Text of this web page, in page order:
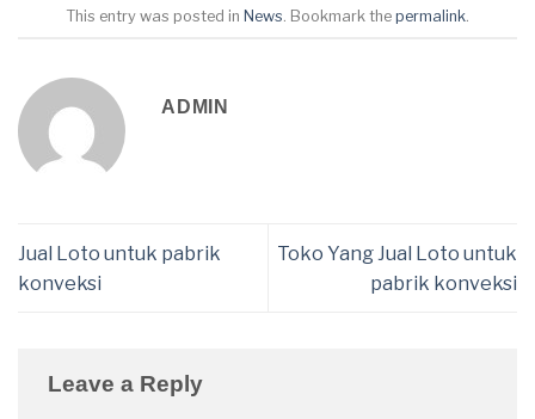
This entry was posted in News . Bookmark the permalink
ADMIN
Jual Loto untuk pabrik
konveksi
Toko Yang Jual Loto untuk
pabrik konveksi
Leave a Reply